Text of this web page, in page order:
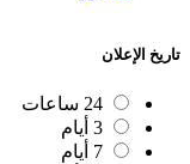
تاريخ الإعلان
24 ساعات
3 أيام
7 أيام